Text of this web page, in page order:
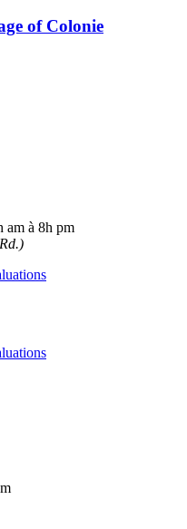
of Colonie
am à 8h pm